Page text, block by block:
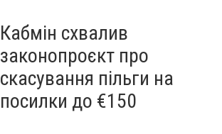
Кабмін схвалив
законопроєкт про
скасування пільги на
посилки до €150